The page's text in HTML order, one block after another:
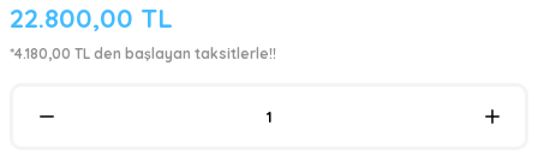
22.800,00 TL
*4.180,00 TL den başlayan taksitlerle!!